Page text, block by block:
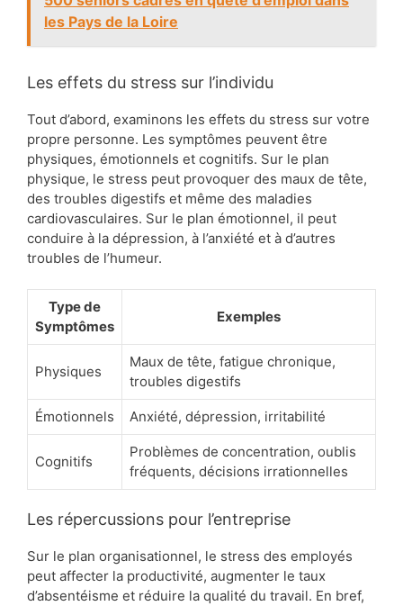
les Pays de la Loire
Les effets du stress sur l’individu
Tout d’abord, examinons les effets du stress sur votre
propre personne. Les symptômes peuvent être
physiques, émotionnels et cognitifs. Sur le plan
physique, le stress peut provoquer des maux de tête,
des troubles digestifs et même des maladies
cardiovasculaires. Sur le plan émotionnel, il peut
conduire à la dépression, à l’anxiété et à d’autres
troubles de l’humeur.
Type de
Symptômes
Exemples
Physiques
Maux de tête, fatigue chronique,
troubles digestifs
Émotionnels Anxiété, dépression, irritabilité
Cognitifs
Problèmes de concentration, oublis
fréquents, décisions irrationnelles
Les répercussions pour l’entreprise
Sur le plan organisationnel, le stress des employés
peut affecter la productivité, augmenter le taux
d’absentéisme et réduire la qualité du travail. En bref,